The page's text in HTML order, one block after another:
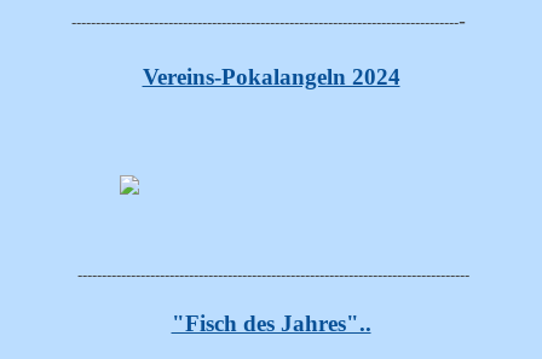
---------------------------------------------------------------------------------
Vereins-Pokalangeln 2024
---------------------------------------------------------------------------------
"Fisch des Jahres"..